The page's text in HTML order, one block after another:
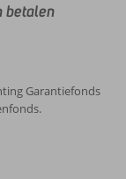
betalen
Garantiefonds